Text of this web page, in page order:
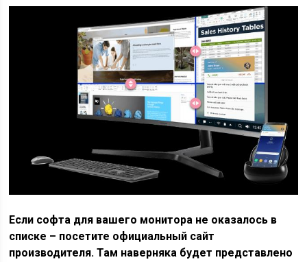
Если софта для вашего монитора не оказалось в
списке – посетите официальный сайт
производителя. Там наверняка будет представлено